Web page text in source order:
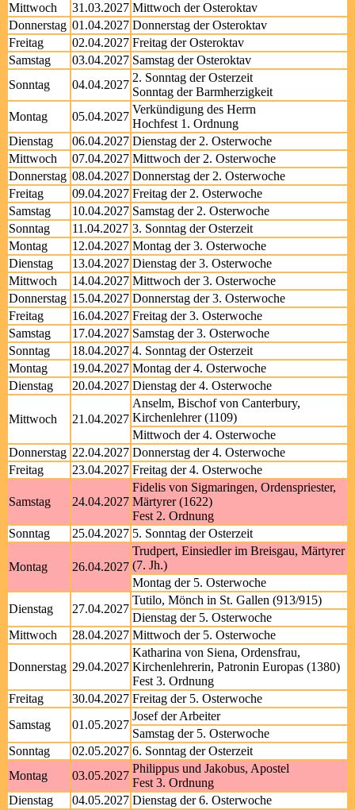
Mittwoch 31.03.2027 Mittwoch der Osteroktav
Donnerstag 01.04.2027 Donnerstag der Osteroktav
Freitag
02.04.2027 Freitag der Osteroktav
Samstag
03.04.2027 Samstag der Osteroktav
Sonntag
04.04.2027
2. Sonntag der Osterzeit
Sonntag der Barmherzigkeit
Montag
05.04.2027
Verkündigung des Herrn
Hochfest 1. Ordnung
Dienstag
06.04.2027 Dienstag der 2. Osterwoche
Mittwoch
07.04.2027 Mittwoch der 2. Osterwoche
Donnerstag 08.04.2027 Donnerstag der 2. Osterwoche
Freitag
09.04.2027 Freitag der 2. Osterwoche
Samstag
10.04.2027 Samstag der 2. Osterwoche
Sonntag
11.04.2027 3. Sonntag der Osterzeit
Montag
12.04.2027 Montag der 3. Osterwoche
Dienstag
13.04.2027 Dienstag der 3. Osterwoche
Mittwoch
14.04.2027 Mittwoch der 3. Osterwoche
Donnerstag 15.04.2027 Donnerstag der 3. Osterwoche
Freitag
16.04.2027 Freitag der 3. Osterwoche
Samstag
17.04.2027 Samstag der 3. Osterwoche
Sonntag
18.04.2027 4. Sonntag der Osterzeit
Montag
19.04.2027 Montag der 4. Osterwoche
Dienstag
20.04.2027 Dienstag der 4. Osterwoche
Mittwoch 21.04.2027
Anselm, Bischof von Canterbury,
Kirchenlehrer (1109)
Mittwoch der 4. Osterwoche
Donnerstag 22.04.2027 Donnerstag der 4. Osterwoche
Freitag
23.04.2027 Freitag der 4. Osterwoche
Samstag 24.04.2027
Fidelis von Sigmaringen, Ordenspriester,
Märtyrer (1622)
Fest 2. Ordnung
Sonntag
25.04.2027 5. Sonntag der Osterzeit
Montag 26.04.2027
Trudpert, Einsiedler im Breisgau, Märtyrer
(7. Jh.)
Montag der 5. Osterwoche
Dienstag
27.04.2027
Tutilo, Mönch in St. Gallen (913/915)
Dienstag der 5. Osterwoche
Mittwoch
28.04.2027 Mittwoch der 5. Osterwoche
Donnerstag 29.04.2027
Katharina von Siena, Ordensfrau,
Kirchenlehrerin, Patronin Europas (1380)
Fest 3. Ordnung
Freitag
30.04.2027 Freitag der 5. Osterwoche
Samstag
01.05.2027
Josef der Arbeiter
Samstag der 5. Osterwoche
Sonntag
02.05.2027 6. Sonntag der Osterzeit
Montag
03.05.2027
Philippus und Jakobus, Apostel
Fest 3. Ordnung
Dienstag
04.05.2027 Dienstag der 6. Osterwoche